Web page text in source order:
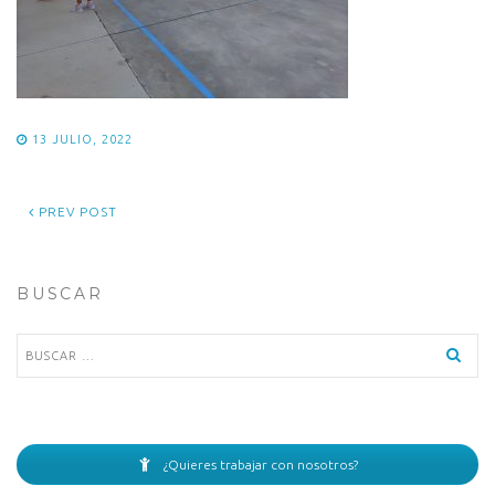
13 JULIO, 2022
PREV POST
BUSCAR
¿Quieres trabajar con nosotros?